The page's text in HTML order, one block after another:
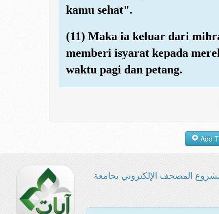
kamu sehat".
(11) Maka ia keluar dari
memberi isyarat kepada
waktu pagi dan petang.
المصحف الإلكتروني بجامعة